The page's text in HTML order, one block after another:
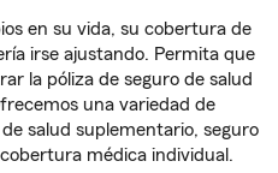
en su vida, su cobertura de
irse ajustando. Permita que
la póliza de seguro de salud
una variedad de
salud suplementario, seguro
médica individual.